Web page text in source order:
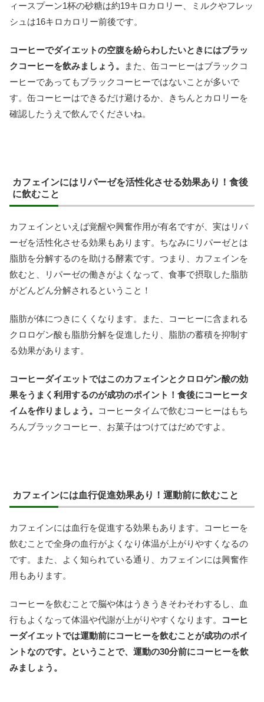
ィースプーン1杯の砂糖は約19キロカロリー、ミルクやフレッ
シュは16キロカロリー前後です。
コーヒーでダイエットの空腹を紛らわしたいときにはブラッ
クコーヒーを飲みましょう。
また、缶コーヒーはブラックコ
ーヒーであってもブラックコーヒーではないことが多いで
す。缶コーヒーはできるだけ避けるか、きちんとカロリーを
確認したうえで飲んでくださいね。
カフェインにはリパーゼを活性化させる効果あり！食後
に飲むこと
カフェインといえば覚醒や興奮作用が有名ですが、実はリパ
ーゼを活性化させる効果もあります。ちなみにリパーゼとは
脂肪を分解するのを助ける酵素です。つまり、カフェインを
飲むと、リパーゼの働きがよくなって、食事で摂取した脂肪
がどんどん分解されるということ！
脂肪が体につきにくくなります。また、コーヒーに含まれる
クロロゲン酸も脂肪分解を促進したり、脂肪の蓄積を抑制す
る効果があります。
コーヒーダイエットではこのカフェインとクロロゲン酸の効
果をうまく利用するのが成功のポイント！食後にコーヒータ
イムを作りましょう。
コーヒータイムで飲むコーヒーはもち
ろんブラックコーヒー、お菓子はつけてはだめですよ。
カフェインには血行促進効果あり！運動前に飲むこと
カフェインには血行を促進する効果もあります。コーヒーを
飲むことで全身の血行がよくなり体温が上がりやすくなるの
です。また、よく知られている通り、カフェインには興奮作
用もあります。
コーヒーを飲むことで脳や体はうきうきそわそわするし、血
行もよくなって体温や代謝が上がりやすくなります。
コーヒ
ーダイエットでは運動前にコーヒーを飲むことが成功のポイ
ントなのです。ということで、運動の30分前にコーヒーを飲
みましょう。